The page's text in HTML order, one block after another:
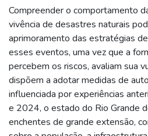
Compreender o comportamento
vivência de desastres naturais
aprimoramento das estratégias
esses eventos, uma vez que a
percebem os riscos, avaliam sua
dispõem a adotar medidas de
influenciada por experiências
e 2024, o estado do Rio Grande
enchentes de grande extensão,